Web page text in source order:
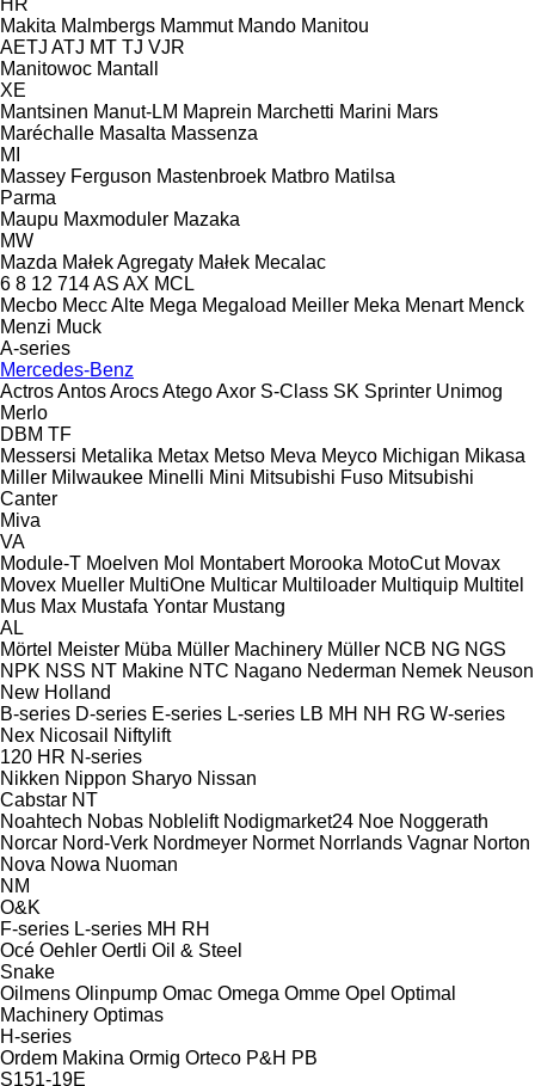
Makita Malmbergs Mammut Mando Manitou
AETJ ATJ MT TJ VJR
Manitowoc Mantall
XE
Mantsinen Manut-LM Maprein Marchetti Marini Mars
Maréchalle Masalta Massenza
MI
Massey Ferguson Mastenbroek Matbro Matilsa
Parma
Maupu Maxmoduler Mazaka
MW
Mazda Małek Agregaty Małek Mecalac
6 8 12 714AS AX MCL
Mecbo Mecc Alte Mega Megaload Meiller Meka Menart Menck
Menzi Muck
A-series
Mercedes-Benz
ActrosAntosArocsAtegoAxor S-Class SK Sprinter Unimog
Merlo
DBM TF
Messersi Metalika Metax Metso Meva Meyco Michigan Mikasa
Miller Milwaukee Minelli Mini Mitsubishi Fuso Mitsubishi
Canter
Miva
VA
Module-T Moelven Mol Montabert Morooka MotoCut Movax
Movex Mueller MultiOne Multicar Multiloader Multiquip Multitel
Mus Max Mustafa Yontar Mustang
AL
Mörtel Meister Müba Müller Machinery Müller NCB NG NGS
NPK NSS NT Makine NTC Nagano Nederman Nemek Neuson
New Holland
B-series D-series E-series L-series LB MH NH RG W-series
Nex Nicosail
Niftylift
120 HR N-series
Nikken Nippon Sharyo Nissan
Cabstar NT
Noahtech Nobas Noblelift Nodigmarket24 Noe Noggerath
Norcar Nord-Verk Nordmeyer Normet Norrlands Vagnar Norton
Nova Nowa Nuoman
NM
O&K
F-series L-series MH RH
Océ Oehler Oertli Oil & Steel
Snake
Oilmens Olinpump Omac Omega Omme Opel Optimal
Machinery Optimas
H-series
Ordem Makina Ormig Orteco P&H PB
S151-19E